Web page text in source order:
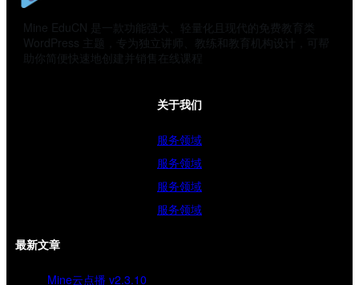
Mine EduCN 是一款功能强大、轻量化且现代的免费教育类
WordPress 主题，专为独立讲师、教练和教育机构设计，可帮
助你简便快速地创建并销售在线课程
关于我们
服务领域
服务领域
服务领域
服务领域
最新文章
Mine云点播 v2.3.10